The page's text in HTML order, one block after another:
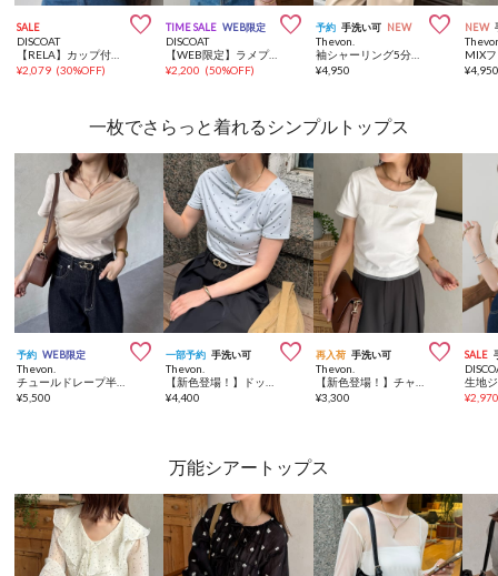
SALE 
DISCOAT
【RELA】カップ付き配色キャミソール
¥2,079 (30%OFF)
TIME SALE WEB限定 
DISCOAT
【WEB限定】ラメプリーツシアーTシャツ
¥2,200 (50%OFF)
予約 手洗い可 NEW 
Thevon.
袖シャーリング5分袖シアーブラウス
¥4,950
NEW
MIX
¥
一枚でさらっと着れるシンプルトップス
予約 WEB限定 
Thevon.
¥5,500
一部予約 手洗い可 
Thevon.
¥4,400
再入荷 手洗い可 
Thevon.
¥3,300
SALE
¥
万能シアートップス